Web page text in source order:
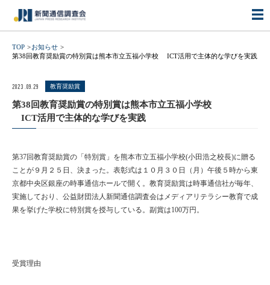
TOP
お知らせ
第38回教育奨励賞の特別賞は熊本市立五福小学校 ICT活用で主体的な学びを実践
2023.09.29 教育奨励賞
第38回教育奨励賞の特別賞は熊本市立五福小学校
ICT活用で主体的な学びを実践
第37回教育奨励賞の「特別賞」を熊本市立五福小学校(小田浩之校長)に贈る
ことが９月２５日、決まった。表彰式は１０月３０日（月）午後５時から東
京都中央区銀座の時事通信ホールで開く。教育奨励賞は時事通信社が毎年、
実施しており、公益財団法人新聞通信調査会はメディアリテラシー教育で成
果を挙げた学校に特別賞を授与している。副賞は100万円。
受賞理由